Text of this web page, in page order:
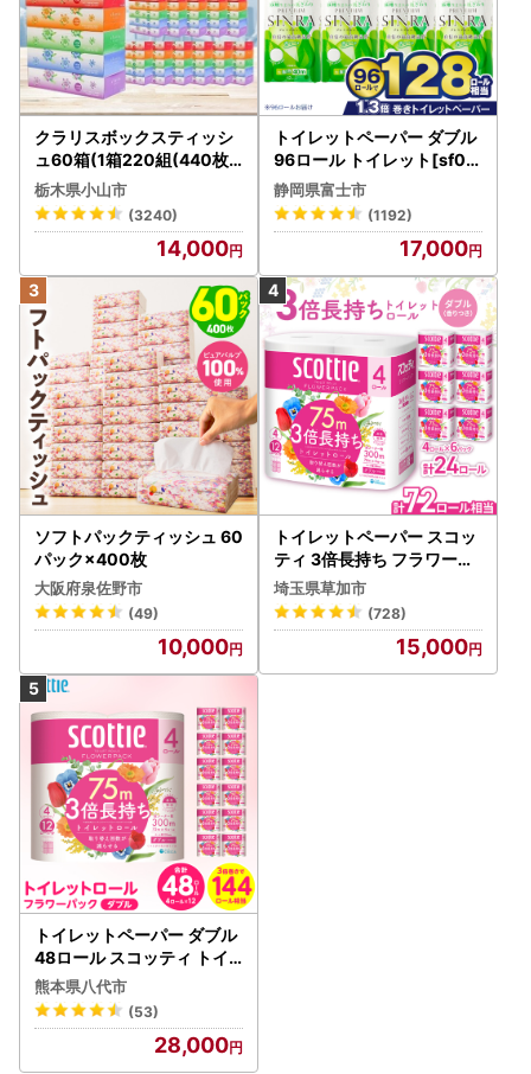
◆有田町ふるさと納税サポートセンター
TEL:0955-29-8322
メール:fulusato@aritacci.jp
受付時間:平日9:00～17:00
※メールでのお問い合わせの場合、(1)寄附者名、(2)ご利用の
ポータルサイト名、(3)お電話番号、(4)お申込み日を、必ず
明記ください。
【お礼の品の破損・欠陥品に関して】
万が一、お礼の品に破損や欠陥等の不具合があった場合は、
お礼の品の状態を撮影していただき、画像データをメールに
添付の上、サポートセンターまで送信ください。
※初期不良の場合、お礼の品の 到着後8日が経過した場合は
対応できませんので、ご了承ください。
※お急ぎの場合はお電話にてご連絡ください。
※お客様都合での返品・交換は承っておりません。一度使用
されたものについても同様です。
・返礼品発送時のお知らせは、メール送信のみとさせていた
だきます。電話でのご案内はしておりません。ご了承下さ
い。
・ふるさと納税をイメージさせ商品を売りつけようとする悪
質なショッピングサイトがあります。ご不明な場合は、必ず
寄附の手続きを行う前にお尋ねください。
【お礼の品発送メールや、町からの重要なお知らせが届かな
い場合がございます】
ご利用のセキュリティソフトやメールソフトに、迷惑メール
防止機能が付いている等迷惑メールフォルダやゴミ箱に自動
振り分けされたり、
携帯メールの場合、携帯電話以外からのメールは受信しない
標準設定がされている等で発送メールが受信できない場合が
迷惑メールフォルダ内やセキュリティソフトのメーカーに確
認のうえ、「＠furusato-lg.jp」のドメイン指定受信設定を
お願いいたします。
【長期不在について】
・5日間以上のご不在期間がある場合には、寄附申込フォー
クラリスボックスティッシ
ュ60箱(1箱220組(440枚))
(5個入り×12セット)【配送
不可地域：離島・沖縄県】
【1256759】
栃木県小山市
(3240)
14,000
トイレットペーパー ダブル
96ロール トイレット[sf00
1-012]
静岡県富士市
(1192)
17,000
ソフトパックティッシュ 60
パック×400枚
大阪府泉佐野市
(49)
10,000
トイレットペーパー スコッ
ティ 3倍長持ち フラワーパ
ック 4ロール×6P
埼玉県草加市
(728)
15,000
トイレットペーパー ダブル
48ロール スコッティ トイ
レット
熊本県八代市
(53)
28,000